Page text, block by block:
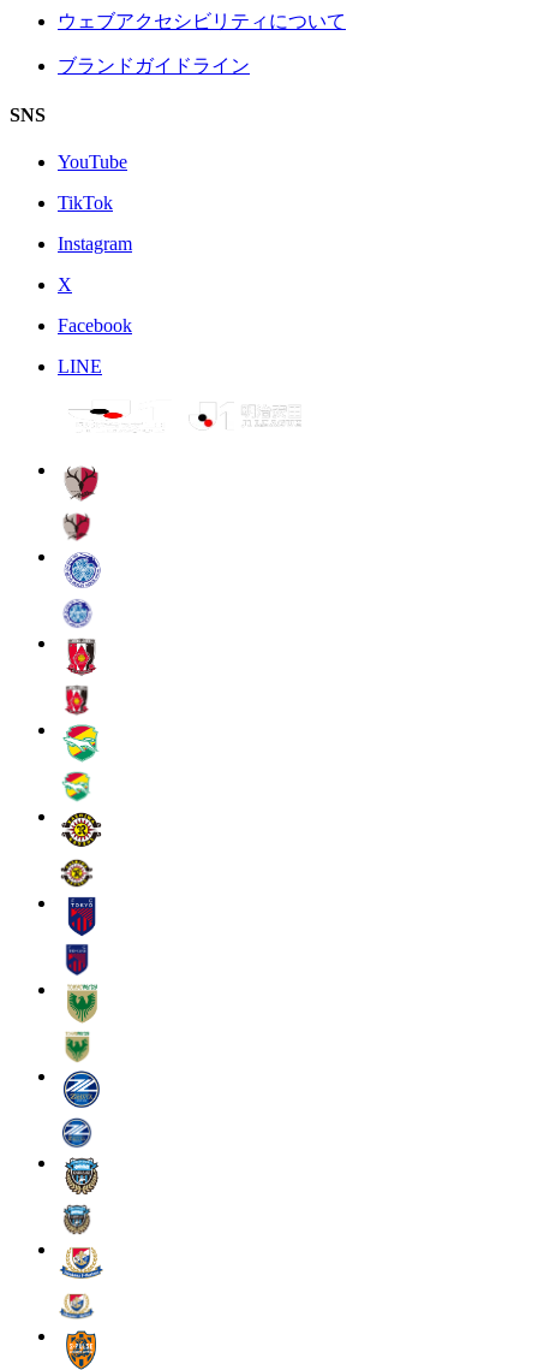
ウェブアクセシビリティについて
ブランドガイドライン
SNS
YouTube
TikTok
Instagram
X
Facebook
LINE